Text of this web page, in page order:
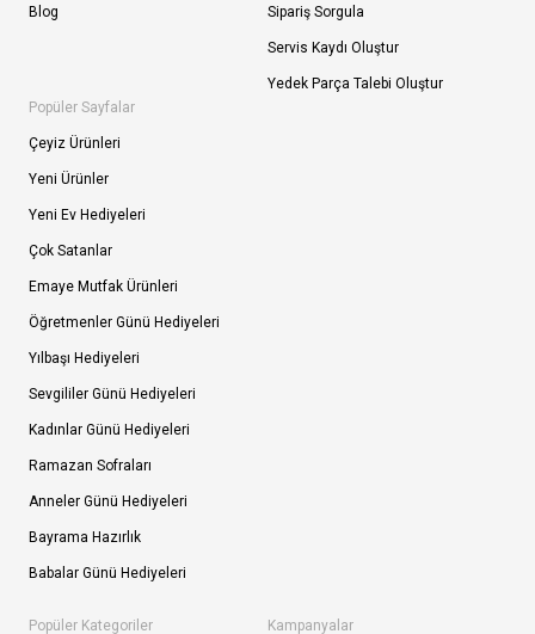
Blog Sipariş Sorgula
Servis Kaydı Oluştur
Yedek Parça Talebi Oluştur
Popüler Sayfalar
Çeyiz Ürünleri
Yeni Ürünler
Yeni Ev Hediyeleri
Çok Satanlar
Emaye Mutfak Ürünleri
Öğretmenler Günü Hediyeleri
Yılbaşı Hediyeleri
Sevgililer Günü Hediyeleri
Kadınlar Günü Hediyeleri
Ramazan Sofraları
Anneler Günü Hediyeleri
Bayrama Hazırlık
Babalar Günü Hediyeleri
Popüler Kategoriler Kampanyalar